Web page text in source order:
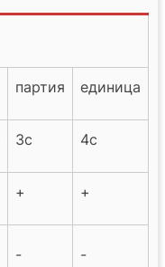
партия единица
3с 4с
+ +
- -